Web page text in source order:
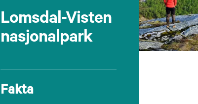
Lomsdal-Visten
nasjonalpark
Fakta